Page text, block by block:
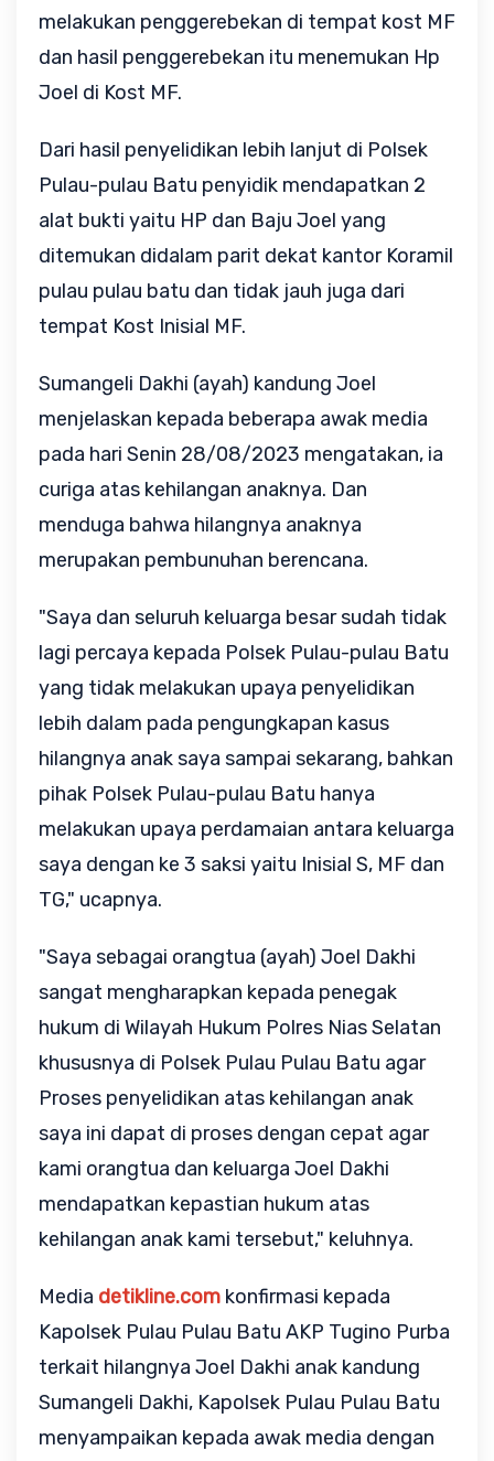
melakukan penggerebekan di tempat kost MF
dan hasil penggerebekan itu menemukan Hp
Joel di Kost MF.
Dari hasil penyelidikan lebih lanjut di Polsek
Pulau-pulau Batu penyidik mendapatkan 2
alat bukti yaitu HP dan Baju Joel yang
ditemukan didalam parit dekat kantor Koramil
pulau pulau batu dan tidak jauh juga dari
tempat Kost Inisial MF.
Sumangeli Dakhi (ayah) kandung Joel
menjelaskan kepada beberapa awak media
pada hari Senin 28/08/2023 mengatakan, ia
curiga atas kehilangan anaknya. Dan
menduga bahwa hilangnya anaknya
merupakan pembunuhan berencana.
"Saya dan seluruh keluarga besar sudah tidak
lagi percaya kepada Polsek Pulau-pulau Batu
yang tidak melakukan upaya penyelidikan
lebih dalam pada pengungkapan kasus
hilangnya anak saya sampai sekarang, bahkan
pihak Polsek Pulau-pulau Batu hanya
melakukan upaya perdamaian antara keluarga
saya dengan ke 3 saksi yaitu Inisial S, MF dan
TG," ucapnya.
"Saya sebagai orangtua (ayah) Joel Dakhi
sangat mengharapkan kepada penegak
hukum di Wilayah Hukum Polres Nias Selatan
khususnya di Polsek Pulau Pulau Batu agar
Proses penyelidikan atas kehilangan anak
saya ini dapat di proses dengan cepat agar
kami orangtua dan keluarga Joel Dakhi
mendapatkan kepastian hukum atas
kehilangan anak kami tersebut," keluhnya.
Media detikline.com konfirmasi kepada
Kapolsek Pulau Pulau Batu AKP Tugino Purba
terkait hilangnya Joel Dakhi anak kandung
Sumangeli Dakhi, Kapolsek Pulau Pulau Batu
menyampaikan kepada awak media dengan